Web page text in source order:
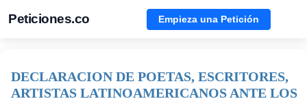
Peticiones.co Empieza una Petición
DECLARACION DE POETAS, ESCRITORES,
ARTISTAS LATINOAMERICANOS ANTE LOS